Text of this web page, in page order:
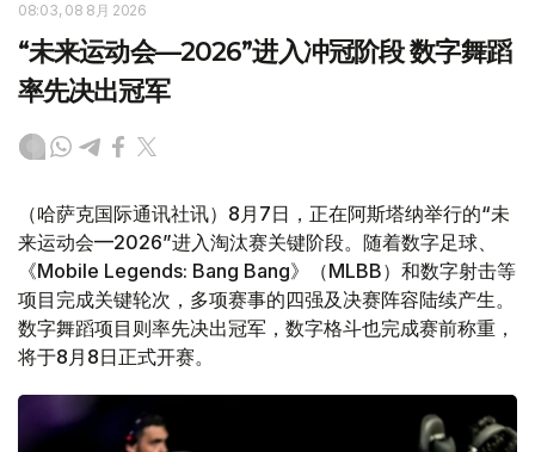
08:03, 08 8月 2026
“未来运动会—2026”进入冲冠阶段 数字舞蹈
率先决出冠军
（哈萨克国际通讯社讯）8月7日，正在阿斯塔纳举行的“未
来运动会—2026”进入淘汰赛关键阶段。随着数字足球、
《Mobile Legends: Bang Bang》（MLBB）和数字射击等
项目完成关键轮次，多项赛事的四强及决赛阵容陆续产生。
数字舞蹈项目则率先决出冠军，数字格斗也完成赛前称重，
将于8月8日正式开赛。